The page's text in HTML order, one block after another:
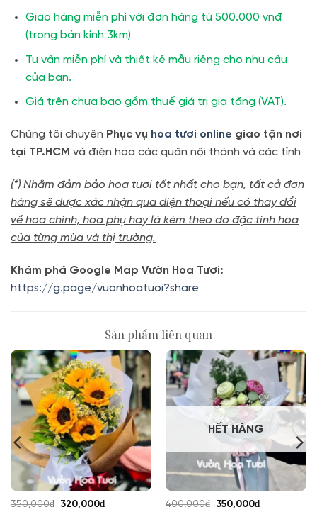
Giao hàng miễn phí với đơn hàng từ 500.000 vnđ
(trong bán kính 3km)
Tư vấn miễn phí và thiết kế mẫu riêng cho nhu cầu
của bạn.
Giá trên chưa bao gồm thuế giá trị gia tăng (VAT).
Chúng tôi chuyên Phục vụ hoa tươi online giao tận nơi
tại TP.HCM và điện hoa các quận nội thành và các tỉnh
(*) Nhằm đảm bảo hoa tươi tốt nhất cho bạn, tất cả đơn
hàng sẽ được xác nhận qua điện thoại nếu có thay đổi
về hoa chính, hoa phụ hay lá kèm theo do đặc tính hoa
của từng mùa và thị trường.
Khám phá Google Map Vườn Hoa Tươi:
https://g.page/vuonhoatuoi?share
Sản phẩm liên quan
350,000₫
Giá
320,000₫Giá
HẾT HÀNG
400,000₫
Giá
350,000₫Giá